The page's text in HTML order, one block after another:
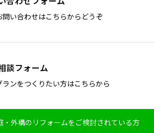
合わせフォーム
問い合わせはこちらからどうぞ
談フォーム
ランをつくりたい方はこちらから
・外構のリフォームをご検討されている方